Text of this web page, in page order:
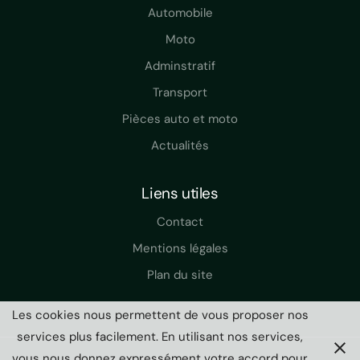
Automobile
Moto
Adminstratif
Transport
Pièces auto et moto
Actualités
Liens utiles
Contact
Mentions légales
Plan du site
Les cookies nous permettent de vous proposer nos
services plus facilement. En utilisant nos services,